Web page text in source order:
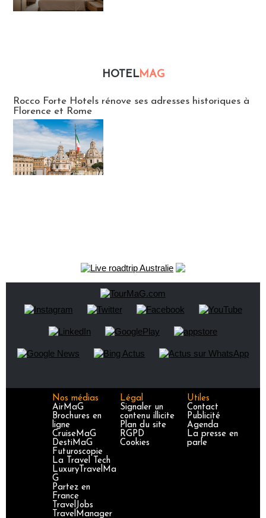
HOTELMAG
Rocco Forte Hotels rénove ses adresses historiques à
Florence et Rome
Nos médias
AirMaG
Brochures en
ligne
CruiseMaG
DestiMaG
Futuroscopie
La Travel Tech
LuxuryTravelMa
G
Partez en
France
TravelJobs
TravelManager
Légal
Signaler un
contenu illicite
Plan du site
RGPD
Cookies
Utiles
Contact
Publicité
Agenda
La presse en
parle